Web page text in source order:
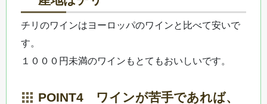
チリのワインはヨーロッパのワインと比べて安いで
す。
１０００円未満のワインもとてもおいしいです。
POINT4 ワインが苦手であれば、